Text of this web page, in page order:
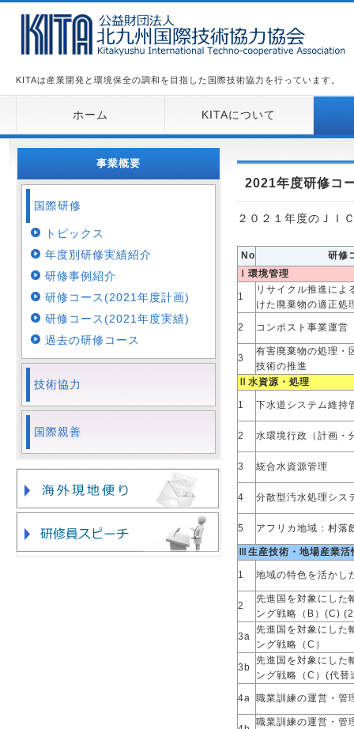
KITAは産業開発と環境保全の調和を目指した国際技術協力を行っています。
ホーム KITAについて
2021年度研修コ
２０２１年度のＪＩ
No
研修
Ⅰ環境管理
1
リサイクル推進によ
けた廃棄物の適正処
2 コンポスト事業運営
3
有害廃棄物の処理・
技術の推進
Ⅱ水資源・処理
1 下水道システム維持
2 水環境行政（計画・
3 統合水資源管理
4 分散型汚水処理シス
5 アフリカ地域：村落
Ⅲ生産技術・地場産業
1 地域の特色を活かし
2
先進国を対象にした
ング戦略（B）(C)
3a
先進国を対象にした
ング戦略（C）
3b
先進国を対象にした
ング戦略（C）(代替
4a 職業訓練の運営・管
職業訓練の運営・管
事業概要
国際研修
トピックス
年度別研修実績紹介
研修事例紹介
研修コース(2021年度計画)
研修コース(2021年度実績)
過去の研修コース
技術協力
国際親善